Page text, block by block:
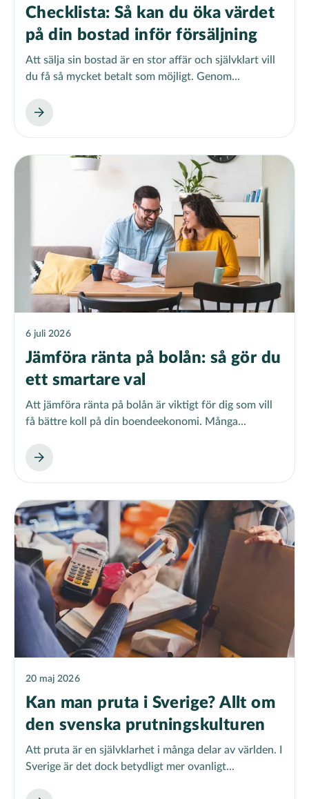
Checklista: Så kan du öka värdet
på din bostad inför försäljning
Att sälja sin bostad är en stor affär och självklart vill
du få så mycket betalt som möjligt. Genom...
6 juli 2026
Jämföra ränta på bolån: så gör du
ett smartare val
Att jämföra ränta på bolån är viktigt för dig som vill
få bättre koll på din boendeekonomi. Många...
20 maj 2026
Kan man pruta i Sverige? Allt om
den svenska prutningskulturen
Att pruta är en självklarhet i många delar av världen. I
Sverige är det dock betydligt mer ovanligt...